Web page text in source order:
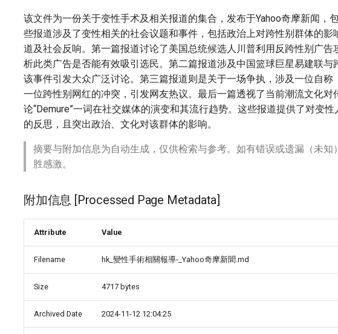
该文件为一份关于变性手术及相关报道的集合，发布于Yahoo奇摩新闻，
些报道涉及了变性相关的社会议题和事件，包括政治上对跨性别群体的影
道及社会反响。第一篇报道讨论了美国总统候选人川普利用反跨性别广告
析此类广告是否能有效吸引选民。第二篇报道涉及中国篮球巨星易建联与
该事件引发大众广泛讨论。第三篇报道则是关于一场争执，涉及一位自称
一位跨性别网红的冲突，引发网友热议。最后一篇透视了当前潮流文化对
论“Demure”一词在社交媒体的演变和其流行趋势。这些报道提供了对变
的反思，且突出政治、文化对该群体的影响。
摘要与附加信息为自动生成，仅供检索与参考。如有错误或遗漏（未知
胜感激。
附加信息 [Processed Page Metadata]
Attribute Value
Filename hk_變性手術相關報導-_Yahoo奇摩新聞.md
Size 4717 bytes
Archived Date 2024-11-12 12:04:25